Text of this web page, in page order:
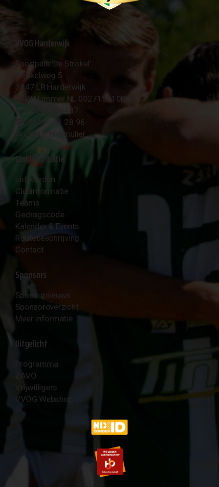
VVOG Harderwijk
Sportpark 'De Strokel'
Strokelweg 5
3847 LR Harderwijk
BTW Nummer NL 002715910B01
KvK Nr 40094437
☎︎ 0341 - 41 28 96
✉︎ Contactformulier
Clubinformatie
Lid worden
Clubinformatie
Teams
Gedragscode
Kalender & Events
Routebeschrijving
Contact
Sponsors
Sponsornieuws
Sponsoroverzicht
Meer informatie
Uitgelicht
Programma
ZAVO
Vrijwilligers
VVOG Webshop